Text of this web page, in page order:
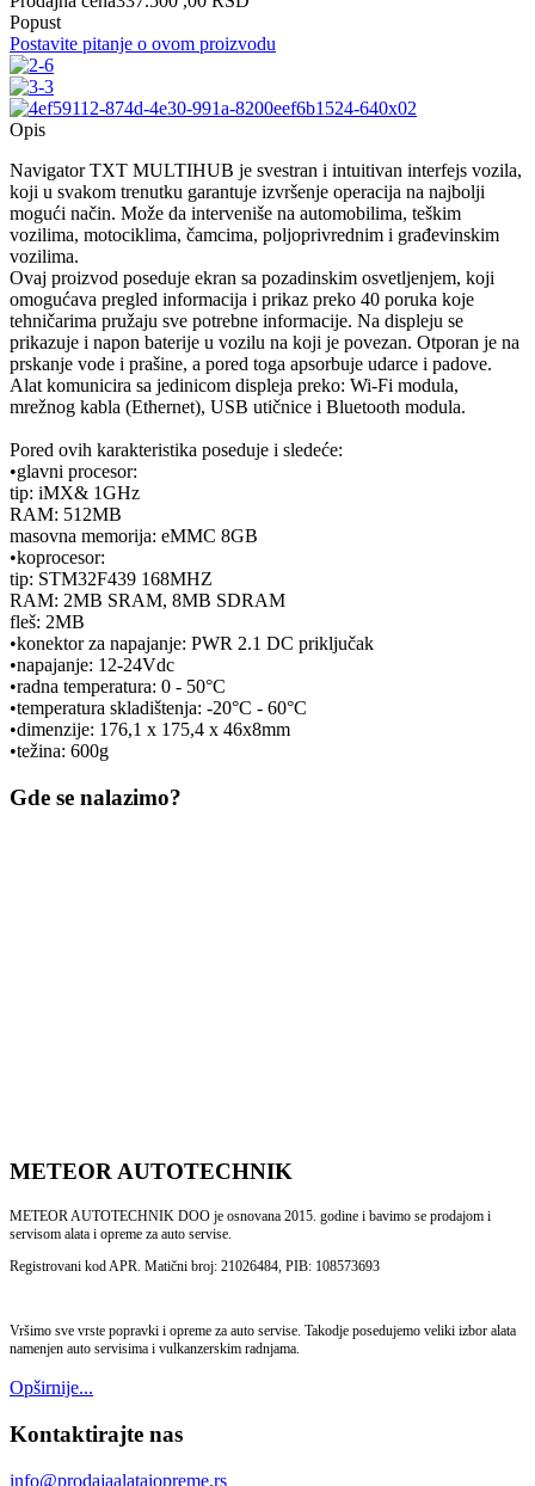
Popust
Postavite pitanje o ovom proizvodu
Opis
Navigator TXT MULTIHUB je svestran i intuitivan interfejs vozila,
koji u svakom trenutku garantuje izvršenje operacija na najbolji
mogući način. Može da interveniše na automobilima, teškim
vozilima, motociklima, čamcima, poljoprivrednim i građevinskim
vozilima.
Ovaj proizvod poseduje ekran sa pozadinskim osvetljenjem, koji
omogućava pregled informacija i prikaz preko 40 poruka koje
tehničarima pružaju sve potrebne informacije. Na displeju se
prikazuje i napon baterije u vozilu na koji je povezan. Otporan je na
prskanje vode i prašine, a pored toga apsorbuje udarce i padove.
Alat komunicira sa jedinicom displeja preko: Wi-Fi modula,
mrežnog kabla (Ethernet), USB utičnice i Bluetooth modula.
Pored ovih karakteristika poseduje i sledeće:
•glavni procesor:
tip: iMX& 1GHz
RAM: 512MB
masovna memorija: eMMC 8GB
•koprocesor:
tip: STM32F439 168MHZ
RAM: 2MB SRAM, 8MB SDRAM
fleš: 2MB
•konektor za napajanje: PWR 2.1 DC priključak
•napajanje: 12-24Vdc
•radna temperatura: 0 - 50°C
•temperatura skladištenja: -20°C - 60°C
•dimenzije: 176,1 x 175,4 x 46x8mm
•težina: 600g
Gde se nalazimo?
METEOR AUTOTECHNIK
METEOR AUTOTECHNIK DOO je osnovana 2015. godine i bavimo se prodajom i
servisom alata i opreme za auto servise.
Registrovani kod APR. Matični broj: 21026484, PIB: 108573693
Vršimo sve vrste popravki i opreme za auto servise. Takodje posedujemo veliki izbor alata
namenjen auto servisima i vulkanzerskim radnjama.
Opširnije...
Kontaktirajte nas
info@prodajaalataiopreme.rs